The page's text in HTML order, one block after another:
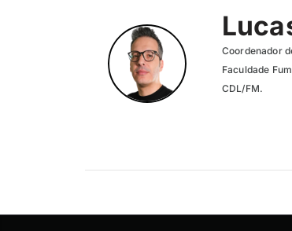
Coordenador
Faculdade
CDL/FM.